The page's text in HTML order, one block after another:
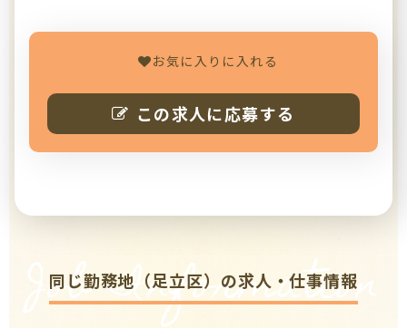
お気に入りに入れる
この求人に応募する
Job Information
同じ勤務地（足立区）の求人・仕事情報